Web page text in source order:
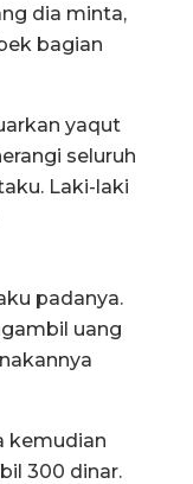
dia minta,
bagian
yaqut
seluruh
Laki-laki
padanya.
uang
kemudian
300 dinar.